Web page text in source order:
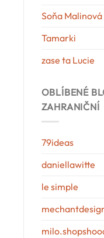
Soňa Malinová
Tamarki
zase ta Lucie
OBLÍBENÉ
ZAHRANIČNÍ
79ideas
daniellawitte
le simple